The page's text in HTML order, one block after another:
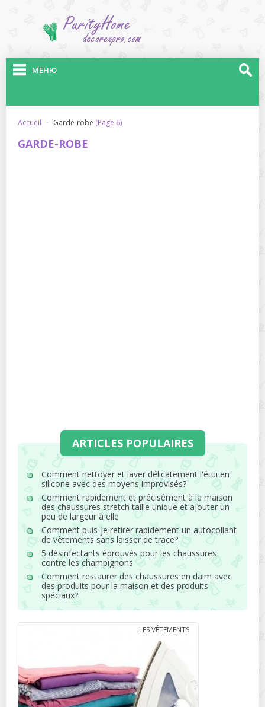
МЕНЮ
accueil · garde-robe (Page 6)
GARDE-ROBE
ARTICLES POPULAIRES
Comment nettoyer et laver délicatement l'étui en
silicone avec des moyens improvisés?
Comment rapidement et précisément à la maison
des chaussures stretch taille unique et ajouter un
peu de largeur à elle
Comment puis-je retirer rapidement un autocollant
de vêtements sans laisser de trace?
5 désinfectants éprouvés pour les chaussures
contre les champignons
Comment restaurer des chaussures en daim avec
des produits pour la maison et des produits
spéciaux?
LES VÊTEMENTS